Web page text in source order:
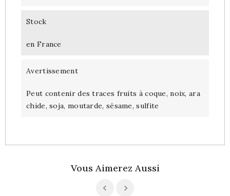
Stock
en France
Avertissement
Peut contenir des traces fruits à coque, noix, ara
chide, soja, moutarde, sésame, sulfite
Vous Aimerez Aussi